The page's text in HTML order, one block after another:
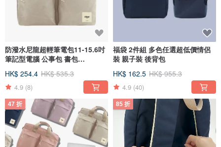
防潑水尼龍超輕筆電包11-15.6吋
筆記型電腦 公事包 書包
HK$ 254.4 HK$ 535.3
4.9 (8)
福袋 2件組 多色任選超低價情侶
裝 親子裝 後背包
HK$ 162.5 HK$ 955.3
4.9 (40)
47 折 85 折